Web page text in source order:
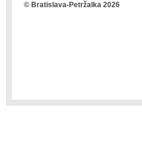
© Bratislava-Petržalka 2026